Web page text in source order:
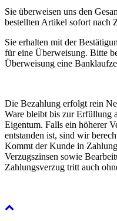
Sie überweisen uns den
bestellten Artikel sofort nach
Sie erhalten mit der
für eine Überweisung. Bitte
Überweisung eine
Die Bezahlung erfolgt rein
Ware bleibt bis zur Erfüllung
Eigentum. Falls ein höherer
entstanden ist, sind wir
Kommt der Kunde in
Verzugszinsen sowie
Zahlungsverzug tritt auch